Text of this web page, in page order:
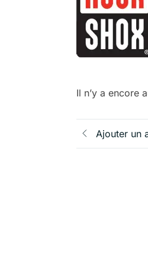
Il n’y a encore
Ajouter un